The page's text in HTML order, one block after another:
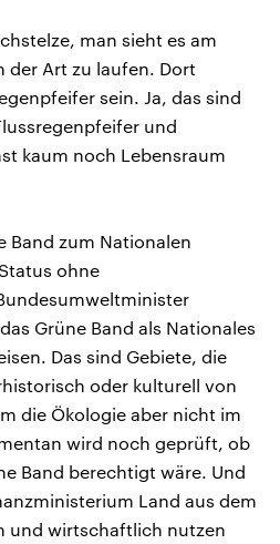
man sieht es am
der Art zu laufen. Dort
sein. Ja, das sind
und
kaum noch Lebensraum
Band zum Nationalen
ohne
Grüne Band als Nationales
Das sind Gebiete, die
oder kulturell von
die Ökologie aber nicht im
wird noch geprüft, ob
Band berechtigt wäre. Und
Land aus dem
und wirtschaftlich nutzen